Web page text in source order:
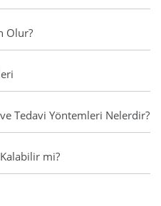
Olur?
Tedavi Yöntemleri Nelerdir?
mi?